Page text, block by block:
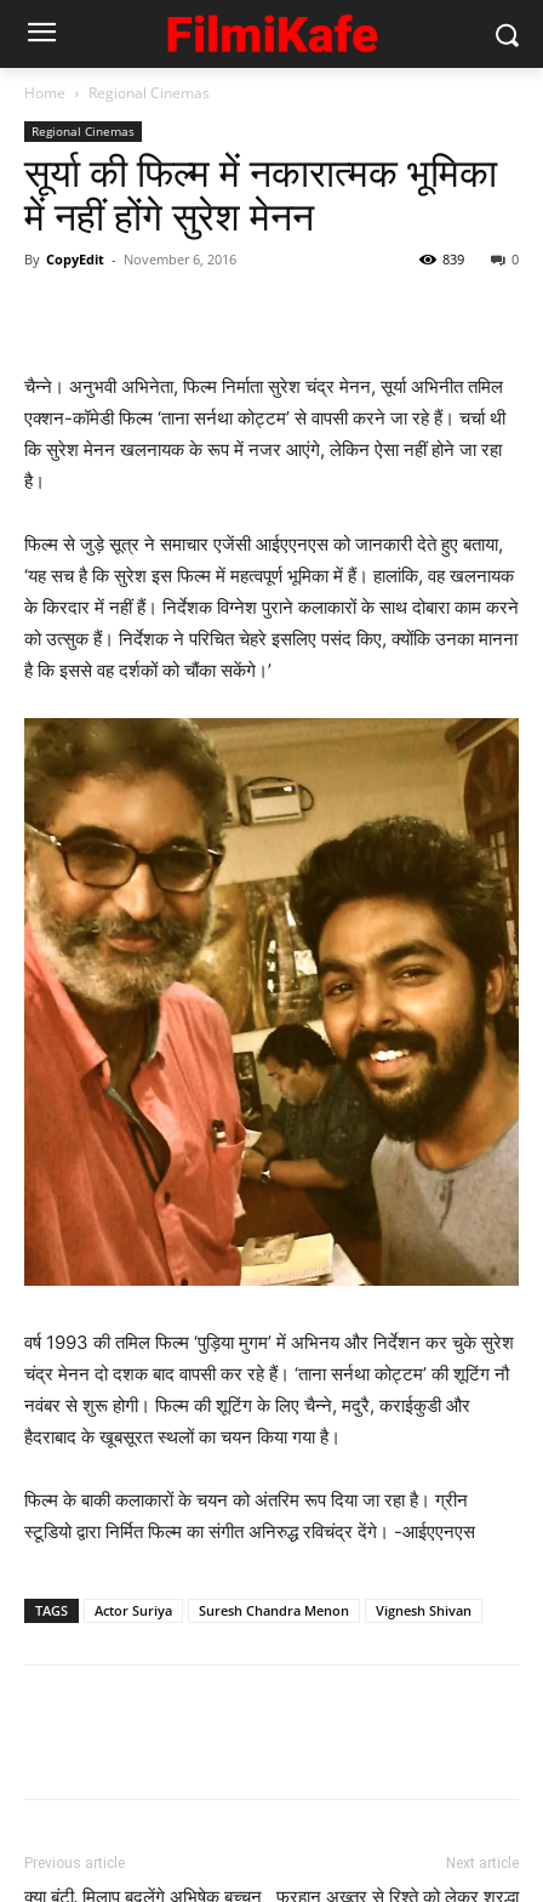
Home Regional Cinemas
Regional Cinemas
सूर्या की फिल्‍म में नकारात्‍मक भूमिका
में नहीं होंगे सुरेश मेनन
By CopyEdit - November 6, 2016 0
839
चैन्‍ने। अनुभवी अभिनेता, फिल्म निर्माता सुरेश चंद्र मेनन, सूर्या अभिनीत तमिल
एक्शन-कॉमेडी फिल्म ‘ताना सर्नथा कोट्टम’ से वापसी करने जा रहे हैं। चर्चा थी
कि सुरेश मेनन खलनायक के रूप में नजर आएंगे, लेकिन ऐसा नहीं होने जा रहा
है।
फिल्म से जुड़े सूत्र ने समाचार एजेंसी आईएएनएस को जानकारी देते हुए बताया,
‘यह सच है कि सुरेश इस फिल्‍म में महत्वपूर्ण भूमिका में हैं। हालांकि, वह खलनायक
के किरदार में नहीं हैं। निर्देशक विग्नेश पुराने कलाकारों के साथ दोबारा काम करने
को उत्सुक हैं। निर्देशक ने परिचित चेहरे इसलिए पसंद किए, क्योंकि उनका मानना
है कि इससे वह दर्शकों को चौंका सकेंगे।’
वर्ष 1993 की तमिल फिल्म ‘पुड़िया मुगम’ में अभिनय और निर्देशन कर चुके सुरेश
चंद्र मेनन दो दशक बाद वापसी कर रहे हैं। ‘ताना सर्नथा कोट्टम’ की शूटिंग नौ
नवंबर से शुरू होगी। फिल्‍म की शूटिंग के लिए चैन्‍ने, मदुरै, कराईकुडी और
हैदराबाद के खूबसूरत स्‍थलों का चयन किया गया है।
फिल्म के बाकी कलाकारों के चयन को अंतरिम रूप दिया जा रहा है। ग्रीन
स्टूडियो द्वारा निर्मित फिल्म का संगीत अनिरुद्ध रविचंद्र देंगे। -आईएएनएस
TAGS Actor Suriya Suresh Chandra Menon Vignesh Shivan
Previous article
क्‍या बंटी, मिलाप बदलेंगे अभिषेक बच्‍चन
Next article
फरहान अख्‍तर से रिश्‍ते को लेकर श्रद्धा